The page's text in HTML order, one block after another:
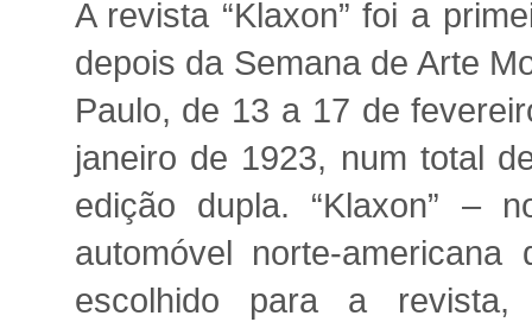
A revista “Klaxon” foi a
depois da Semana de Arte
Paulo, de 13 a 17 de
janeiro de 1923, num total
edição dupla. “Klaxon” –
automóvel norte-
escolhido para a